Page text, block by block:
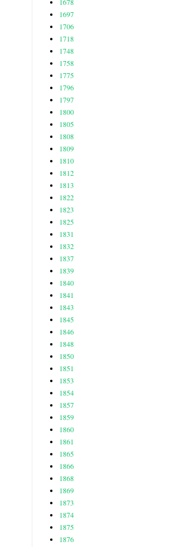
1697
1706
1718
1748
1758
1775
1796
1797
1800
1805
1808
1809
1810
1812
1813
1822
1823
1825
1831
1832
1837
1839
1840
1841
1843
1845
1846
1848
1850
1851
1853
1854
1857
1859
1860
1861
1865
1866
1868
1869
1873
1874
1875
1876